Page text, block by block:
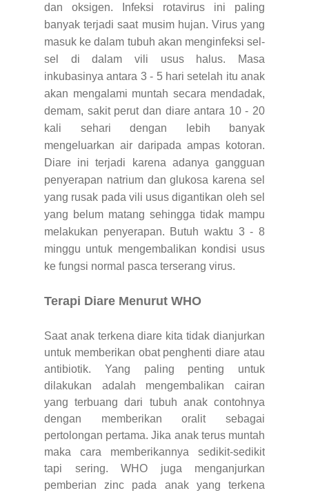
dan oksigen. Infeksi rotavirus ini paling
banyak terjadi saat musim hujan. Virus yang
masuk ke dalam tubuh akan menginfeksi sel-
sel di dalam vili usus halus. Masa
inkubasinya antara 3 - 5 hari setelah itu anak
akan mengalami muntah secara mendadak,
demam, sakit perut dan diare antara 10 - 20
kali sehari dengan lebih banyak
mengeluarkan air daripada ampas kotoran.
Diare ini terjadi karena adanya gangguan
penyerapan natrium dan glukosa karena sel
yang rusak pada vili usus digantikan oleh sel
yang belum matang sehingga tidak mampu
melakukan penyerapan. Butuh waktu 3 - 8
minggu untuk mengembalikan kondisi usus
ke fungsi normal pasca terserang virus.
Terapi Diare Menurut WHO
Saat anak terkena diare kita tidak dianjurkan
untuk memberikan obat penghenti diare atau
antibiotik. Yang paling penting untuk
dilakukan adalah mengembalikan cairan
yang terbuang dari tubuh anak contohnya
dengan memberikan oralit sebagai
pertolongan pertama. Jika anak terus muntah
maka cara memberikannya sedikit-sedikit
tapi sering. WHO juga menganjurkan
pemberian zinc pada anak yang terkena